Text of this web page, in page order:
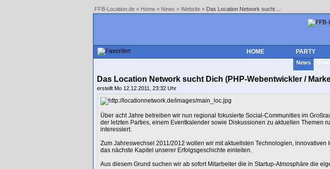
FFB-Location.de » Home » News » Website » Das Location Network sucht ...
HOME PARTY
News
Das Location Network sucht Dich (PHP-Webentwickler /
erstellt Mo 12.12.2011, 23:32 Uhr
Über acht Jahre betreiben wir nun regional fokusierte Social-Communities im
der letzten Parties, einem Eventkalender sowie Diskussionen zu aktuellen Themen
interessiert.
Zum Jahreswechsel 2011/2012 wollen wir mit aktuellsten Technologien,
das nächste Kapitel unserer Erfolgsgeschichte einleiten.
Aus diesem Grund suchen wir ab sofort Mitarbeiter die in Startup-Atmosphäre die